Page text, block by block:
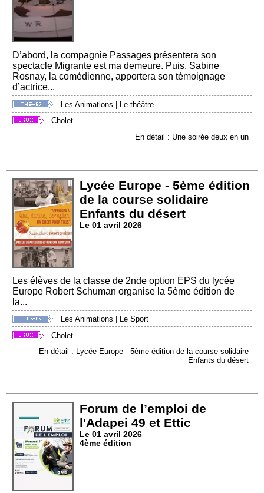
D’abord, la compagnie Passages présentera son
spectacle Migrante est ma demeure. Puis, Sabine
Rosnay, la comédienne, apportera son témoignage
d’actrice...
Les Animations | Le théâtre
Cholet
En détail : Une soirée deux en un
Lycée Europe - 5ème édition
de la course solidaire
Enfants du désert
Le 01 avril 2026
Les élèves de la classe de 2nde option EPS du lycée
Europe Robert Schuman organise la 5ème édition de
la...
Les Animations
Le Sport
Cholet
En détail : Lycée Europe - 5ème édition de la course solidaire
Enfants du désert
Forum de l’emploi de
l'Adapei 49 et Ettic
Le 01 avril 2026
4ème édition